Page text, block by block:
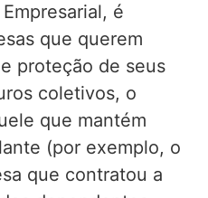
é
que querem
proteção de seus
coletivos, o
que mantém
(por exemplo, o
que contratou a